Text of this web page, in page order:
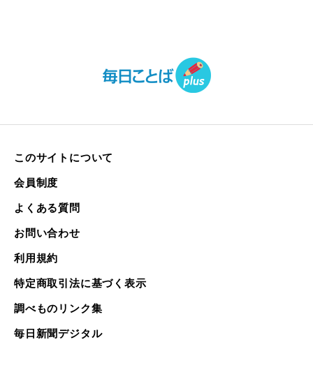
このサイトについて
会員制度
よくある質問
お問い合わせ
利用規約
特定商取引法に基づく表示
調べものリンク集
毎日新聞デジタル